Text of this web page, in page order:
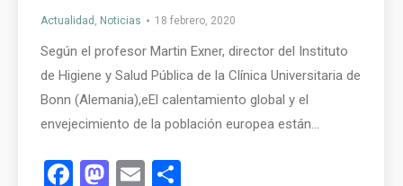
Actualidad , Noticias 18 febrero, 2020
Según el profesor Martin Exner, director del Instituto
de Higiene y Salud Pública de la Clínica Universitaria de
Bonn (Alemania),eEl calentamiento global y el
envejecimiento de la población europea están…
Facebook
Mastodon
Email